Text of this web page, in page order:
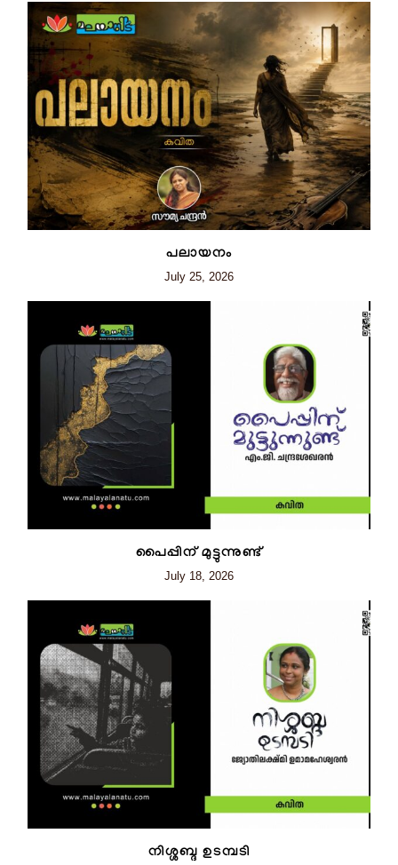
പലായനം
July 25, 2026
പൈപ്പിന് മുട്ടുന്നുണ്ട്
July 18, 2026
നിശ്ശബ്ദ ഉടമ്പടി